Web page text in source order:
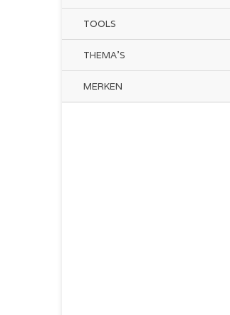
TOOLS
THEMA'S
MERKEN